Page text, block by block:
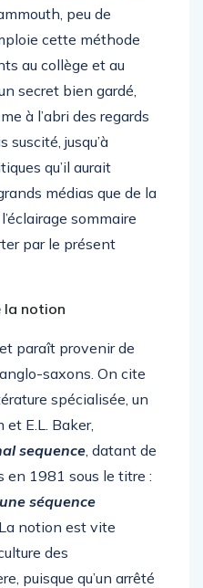
peu de
cette méthode
au collège et au
secret bien gardé,
à l’abri des regards
suscité, jusqu’à
qu’il aurait
médias que de la
sommaire
par le présent
la notion
paraît provenir de
saxons. On cite
spécialisée, un
et E.L. Baker,
sequence , datant de
en 1981 sous le titre :
séquence
notion est vite
des
puisque qu’un arrêté